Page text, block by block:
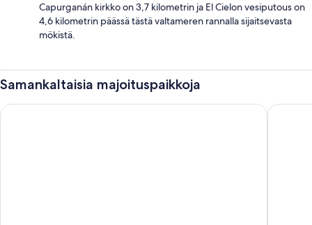
Capurganán kirkko on 3,7 kilometrin ja El Cielon vesiputous on
4,6 kilometrin päässä tästä valtameren rannalla sijaitsevasta
mökistä.
Samankaltaisia majoituspaikkoja
Hostal Rojoyale